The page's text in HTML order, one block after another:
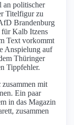
an politischer
Titelfigur zu
Brandenburg
Kalb Itzens
Text vorkommt
Anspielung auf
Thüringer
Tippfehler.
zusammen mit
Ein paar
in das Magazin
zusammen